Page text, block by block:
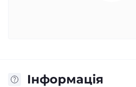
Iнформація